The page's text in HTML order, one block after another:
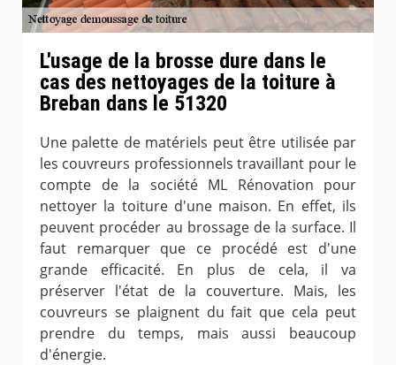
L'usage de la brosse dure dans le
cas des nettoyages de la toiture à
Breban dans le 51320
Une palette de matériels peut être utilisée par
les couvreurs professionnels travaillant pour le
compte de la société ML Rénovation pour
nettoyer la toiture d'une maison. En effet, ils
peuvent procéder au brossage de la surface. Il
faut remarquer que ce procédé est d'une
grande efficacité. En plus de cela, il va
préserver l'état de la couverture. Mais, les
couvreurs se plaignent du fait que cela peut
prendre du temps, mais aussi beaucoup
d'énergie.